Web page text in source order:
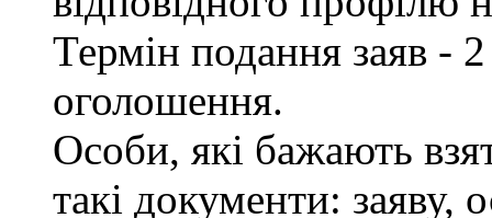
Термін подання заяв -
оголошення.
Особи, які бажають
такі документи: заяву,